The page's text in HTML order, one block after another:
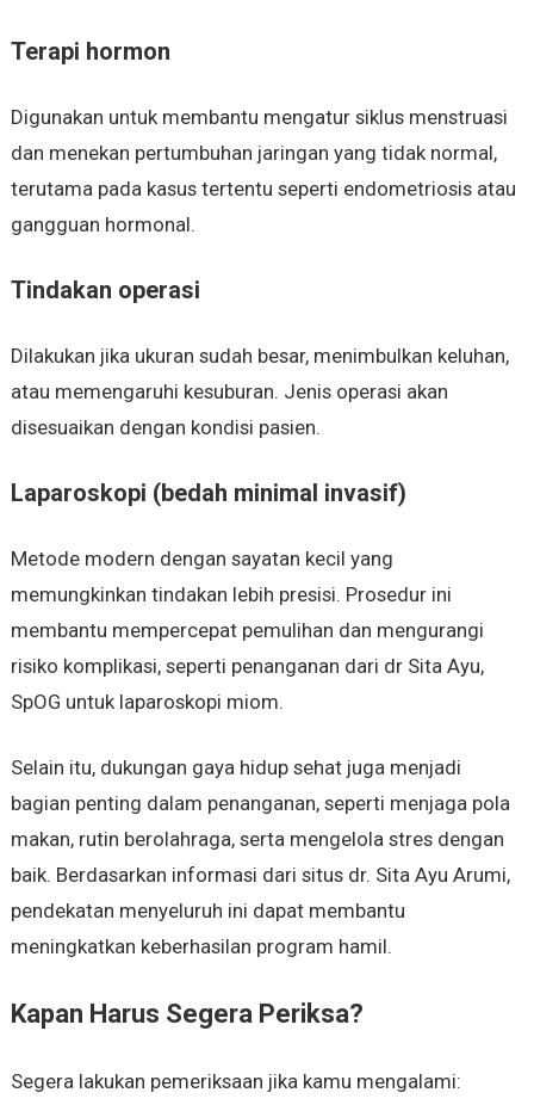
Terapi hormon
Digunakan untuk membantu mengatur siklus menstruasi
dan menekan pertumbuhan jaringan yang tidak normal,
terutama pada kasus tertentu seperti endometriosis atau
gangguan hormonal.
Tindakan operasi
Dilakukan jika ukuran sudah besar, menimbulkan keluhan,
atau memengaruhi kesuburan. Jenis operasi akan
disesuaikan dengan kondisi pasien.
Laparoskopi (bedah minimal invasif)
Metode modern dengan sayatan kecil yang
memungkinkan tindakan lebih presisi. Prosedur ini
membantu mempercepat pemulihan dan mengurangi
risiko komplikasi, seperti penanganan dari dr Sita Ayu,
SpOG untuk laparoskopi miom.
Selain itu, dukungan gaya hidup sehat juga menjadi
bagian penting dalam penanganan, seperti menjaga pola
makan, rutin berolahraga, serta mengelola stres dengan
baik. Berdasarkan informasi dari situs dr. Sita Ayu Arumi,
pendekatan menyeluruh ini dapat membantu
meningkatkan keberhasilan program hamil.
Kapan Harus Segera Periksa?
Segera lakukan pemeriksaan jika kamu mengalami: